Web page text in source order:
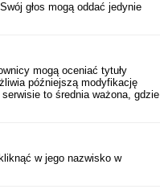
głos mogą oddać jedynie
mogą oceniać tytuły
późniejszą modyfikację
to średnia ważona, gdzie
w jego nazwisko w